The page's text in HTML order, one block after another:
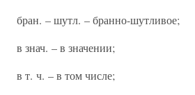
бран. – шутл. – бранно-шутливое;
в знач. – в значении;
в т. ч. – в том числе;